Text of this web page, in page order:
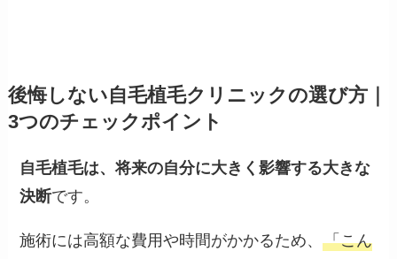
後悔しない自毛植毛クリニックの選び方｜
3つのチェックポイント
自毛植毛は、将来の自分に大きく影響する大きな
決断です。
施術には高額な費用や時間がかかるため、「こん